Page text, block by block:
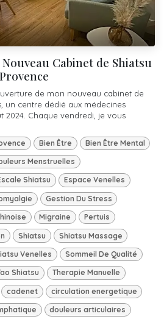
Cabinet de Shiatsu
de mon nouveau cabinet de
un centre dédié aux médecines
2024. Chaque vendredi, je vous
Bien Être Bien Être Mental
Menstruelles
Shiatsu Espace Venelles
Gestion Du Stress
Migraine Pertuis
Shiatsu Shiatsu Massage
Venelles Sommeil De Qualité
Shiatsu Therapie Manuelle
cadenet circulation energetique
douleurs articulaires